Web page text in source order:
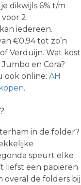
dikwijls 6% t/m
2
iedereen.
€0,94 tot zo’n
Verduijn. Wat kost
en Cora?
ook online: AH
.
in de folder?
speurt elke
liefst een papieren
overal de folders bij